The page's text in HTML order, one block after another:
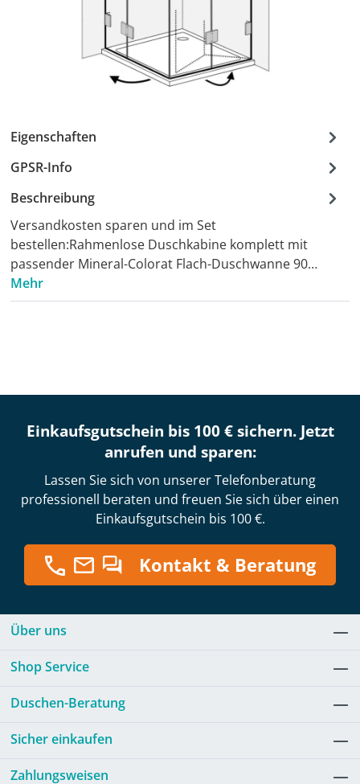
Eigenschaften
GPSR-Info
Beschreibung
Versandkosten sparen und im Set
bestellen:Rahmenlose Duschkabine komplett mit
passender Mineral-Colorat Flach-Duschwanne 90…
Mehr
Einkaufsgutschein bis 100 € sichern. Jetzt
anrufen und sparen:
Lassen Sie sich von unserer Telefonberatung
professionell beraten und freuen Sie sich über einen
Einkaufsgutschein bis 100 €.
Kontakt & Beratung
Über uns
Shop Service
Duschen-Beratung
Sicher einkaufen
Zahlungsweisen